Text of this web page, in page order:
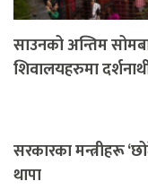
साउनको अन्तिम
शिवालयहरुमा
सरकारका मन्त्रीहरू
थापा